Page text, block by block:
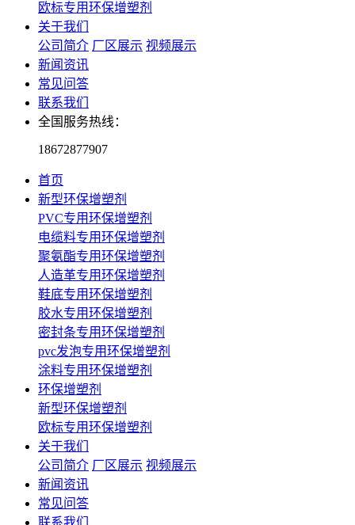
欧标专用环保增塑剂
关于我们
公司简介 厂区展示 视频展示
新闻资讯
常见问答
联系我们
全国服务热线：
18672877907
首页
新型环保增塑剂
PVC专用环保增塑剂
电缆料专用环保增塑剂
聚氨酯专用环保增塑剂
人造革专用环保增塑剂
鞋底专用环保增塑剂
胶水专用环保增塑剂
密封条专用环保增塑剂
pvc发泡专用环保增塑剂
涂料专用环保增塑剂
环保增塑剂
新型环保增塑剂
欧标专用环保增塑剂
关于我们
公司简介 厂区展示 视频展示
新闻资讯
常见问答
联系我们